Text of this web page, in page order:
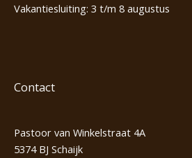
Vakantiesluiting: 3 t/m 8 augustus
Contact
Pastoor van Winkelstraat 4A
5374 BJ Schaijk